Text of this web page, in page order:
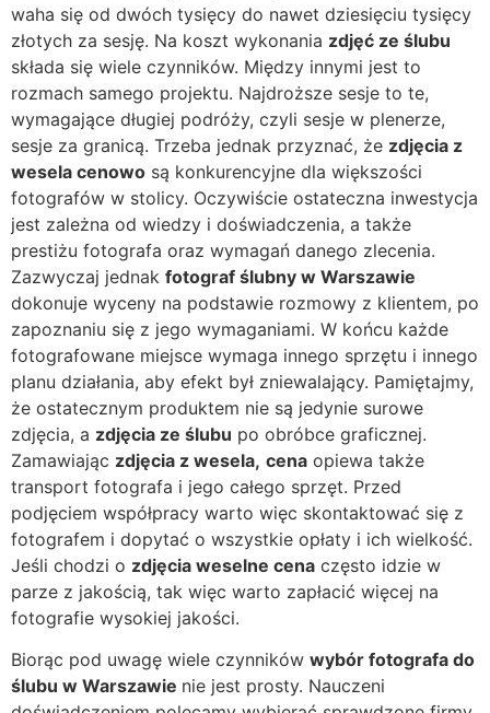
waha się od dwóch tysięcy do nawet dziesięciu tysięcy
złotych za sesję. Na koszt wykonania zdjęć ze ślubu
składa się wiele czynników. Między innymi jest to
rozmach samego projektu. Najdroższe sesje to te,
wymagające długiej podróży, czyli sesje w plenerze,
sesje za granicą. Trzeba jednak przyznać, że zdjęcia z
wesela cenowo są konkurencyjne dla większości
fotografów w stolicy. Oczywiście ostateczna inwestycja
jest zależna od wiedzy i doświadczenia, a także
prestiżu fotografa oraz wymagań danego zlecenia.
Zazwyczaj jednak fotograf ślubny w Warszawie
dokonuje wyceny na podstawie rozmowy z klientem, po
zapoznaniu się z jego wymaganiami. W końcu każde
fotografowane miejsce wymaga innego sprzętu i innego
planu działania, aby efekt był zniewalający. Pamiętajmy,
że ostatecznym produktem nie są jedynie surowe
zdjęcia, a zdjęcia ze ślubu po obróbce graficznej.
Zamawiając zdjęcia z wesela, cena opiewa także
transport fotografa i jego całego sprzęt. Przed
podjęciem współpracy warto więc skontaktować się z
fotografem i dopytać o wszystkie opłaty i ich wielkość.
Jeśli chodzi o zdjęcia weselne cena często idzie w
parze z jakością, tak więc warto zapłacić więcej na
fotografie wysokiej jakości.
Biorąc pod uwagę wiele czynników wybór fotografa do
ślubu w Warszawie nie jest prosty. Nauczeni